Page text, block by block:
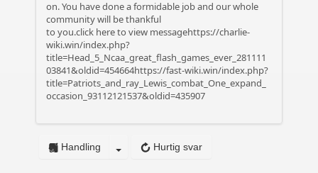
on. You have done a formidable job and our whole
community will be thankful
to you.click here to view messagehttps://charlie-
wiki.win/index.php?
title=Head_5_Ncaa_great_flash_games_ever_281111
03841&oldid=454664https://fast-wiki.win/index.php?
title=Patriots_and_ray_Lewis_combat_One_expand_
occasion_93112121537&oldid=435907
Hurtig svar
Handling